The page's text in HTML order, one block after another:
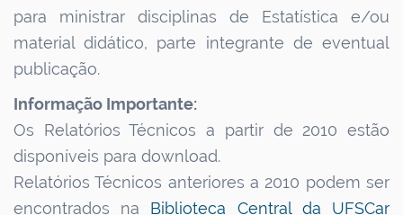
para ministrar disciplinas de Estatística e/ou
material didático, parte integrante de eventual
publicação.
Informação Importante:
Os Relatórios Técnicos a partir de 2010 estão
disponíveis para download.
Relatórios Técnicos anteriores a 2010 podem ser
encontrados na Biblioteca Central da UFSCar